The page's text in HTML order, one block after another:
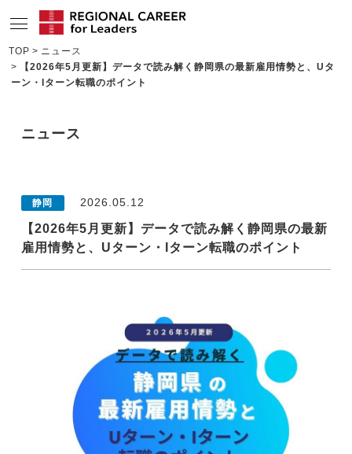
サービスの特長
転職成功者インタビュー
コンサルタント情報
地域の特色
今すぐ転職をお考えの方
TOP
ニュース
【2026年5月更新】データで読み解く静岡県の最新雇用情勢と、Uタ
ーン・Iターン転職のポイント
ニュース
静岡 2026.05.12
【2026年5月更新】データで読み解く静岡県の最新
雇用情勢と、Uターン・Iターン転職のポイント